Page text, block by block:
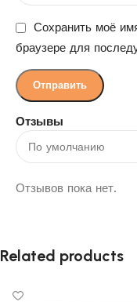
Отзывы
Отзывов пока нет.
Сохранить моё
браузере для
Related products